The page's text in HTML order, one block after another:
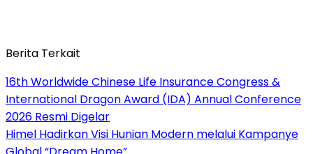
Berita Terkait
16th Worldwide Chinese Life Insurance Congress &
International Dragon Award (IDA) Annual Conference
2026 Resmi Digelar
Himel Hadirkan Visi Hunian Modern melalui Kampanye